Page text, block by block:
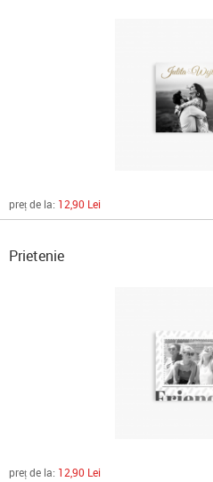
preț de la: 12,90 Lei
Prietenie
preț de la: 12,90 Lei